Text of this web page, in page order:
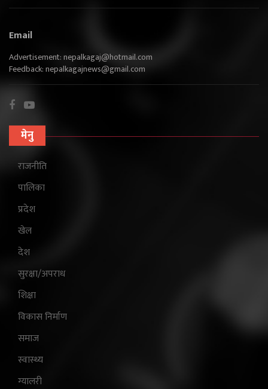
Email
Advertisement:nepalkagaj@hotmail.com
Feedback:nepalkagajnews@gmail.com
मेनु
राजनीति
पालिका
प्रदेश
खेल
देश
सुरक्षा/अपराध
शिक्षा
विकास निर्माण
समाज
स्वास्थ्य
ग्यालरी